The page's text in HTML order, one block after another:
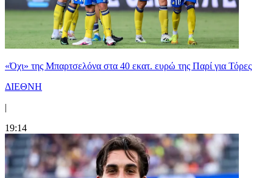
«Όχι» της Μπαρτσελόνα στα 40 εκατ. ευρώ της Παρί για Τόρες
ΔΙΕΘΝΗ
|
19:14